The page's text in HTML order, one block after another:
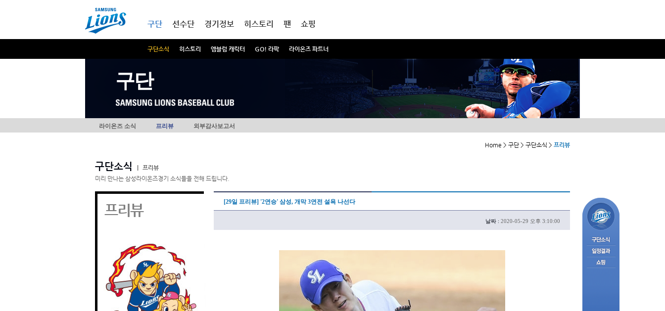
구단
구단소식 히스토리 엠블럼 캐릭터 GO! 라팍 라이온즈 파트너
선수단 경기정보 히스토리 팬 쇼핑
구단
라이온즈 소식 프리뷰 외부감사보고서
Home > 구단 > 구단소식 > 프리뷰
구단소식
프리뷰
미리 만나는 삼성라이온즈경기 소식들을 전해 드립니다.
프리뷰 [29일 프리뷰] '2연승' 삼성, 개막 3연전 설욕 나선다
날짜 : 2020-05-29 오후 3:10:00